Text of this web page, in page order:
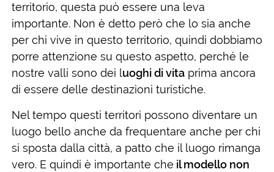
territorio, questa può essere una leva
importante. Non è detto però che lo sia anche
per chi vive in questo territorio, quindi dobbiamo
porre attenzione su questo aspetto, perché le
nostre valli sono dei luoghi di vitaprima ancora
di essere delle destinazioni turistiche.
Nel tempo questi territori possono diventare un
luogo bello anche da frequentare anche per chi
si sposta dalla città, a patto che il luogo rimanga
vero. E quindi è importante che il modello non